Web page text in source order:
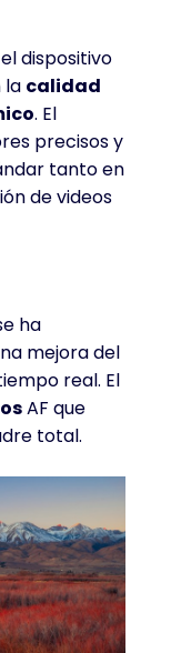
dispositivo
la calidad
. El
precisos y
tanto en
de videos
ha
mejora del
real. El
AF que
total.